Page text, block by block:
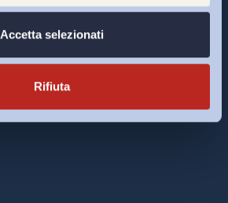
Accetta selezionati
Rifiuta